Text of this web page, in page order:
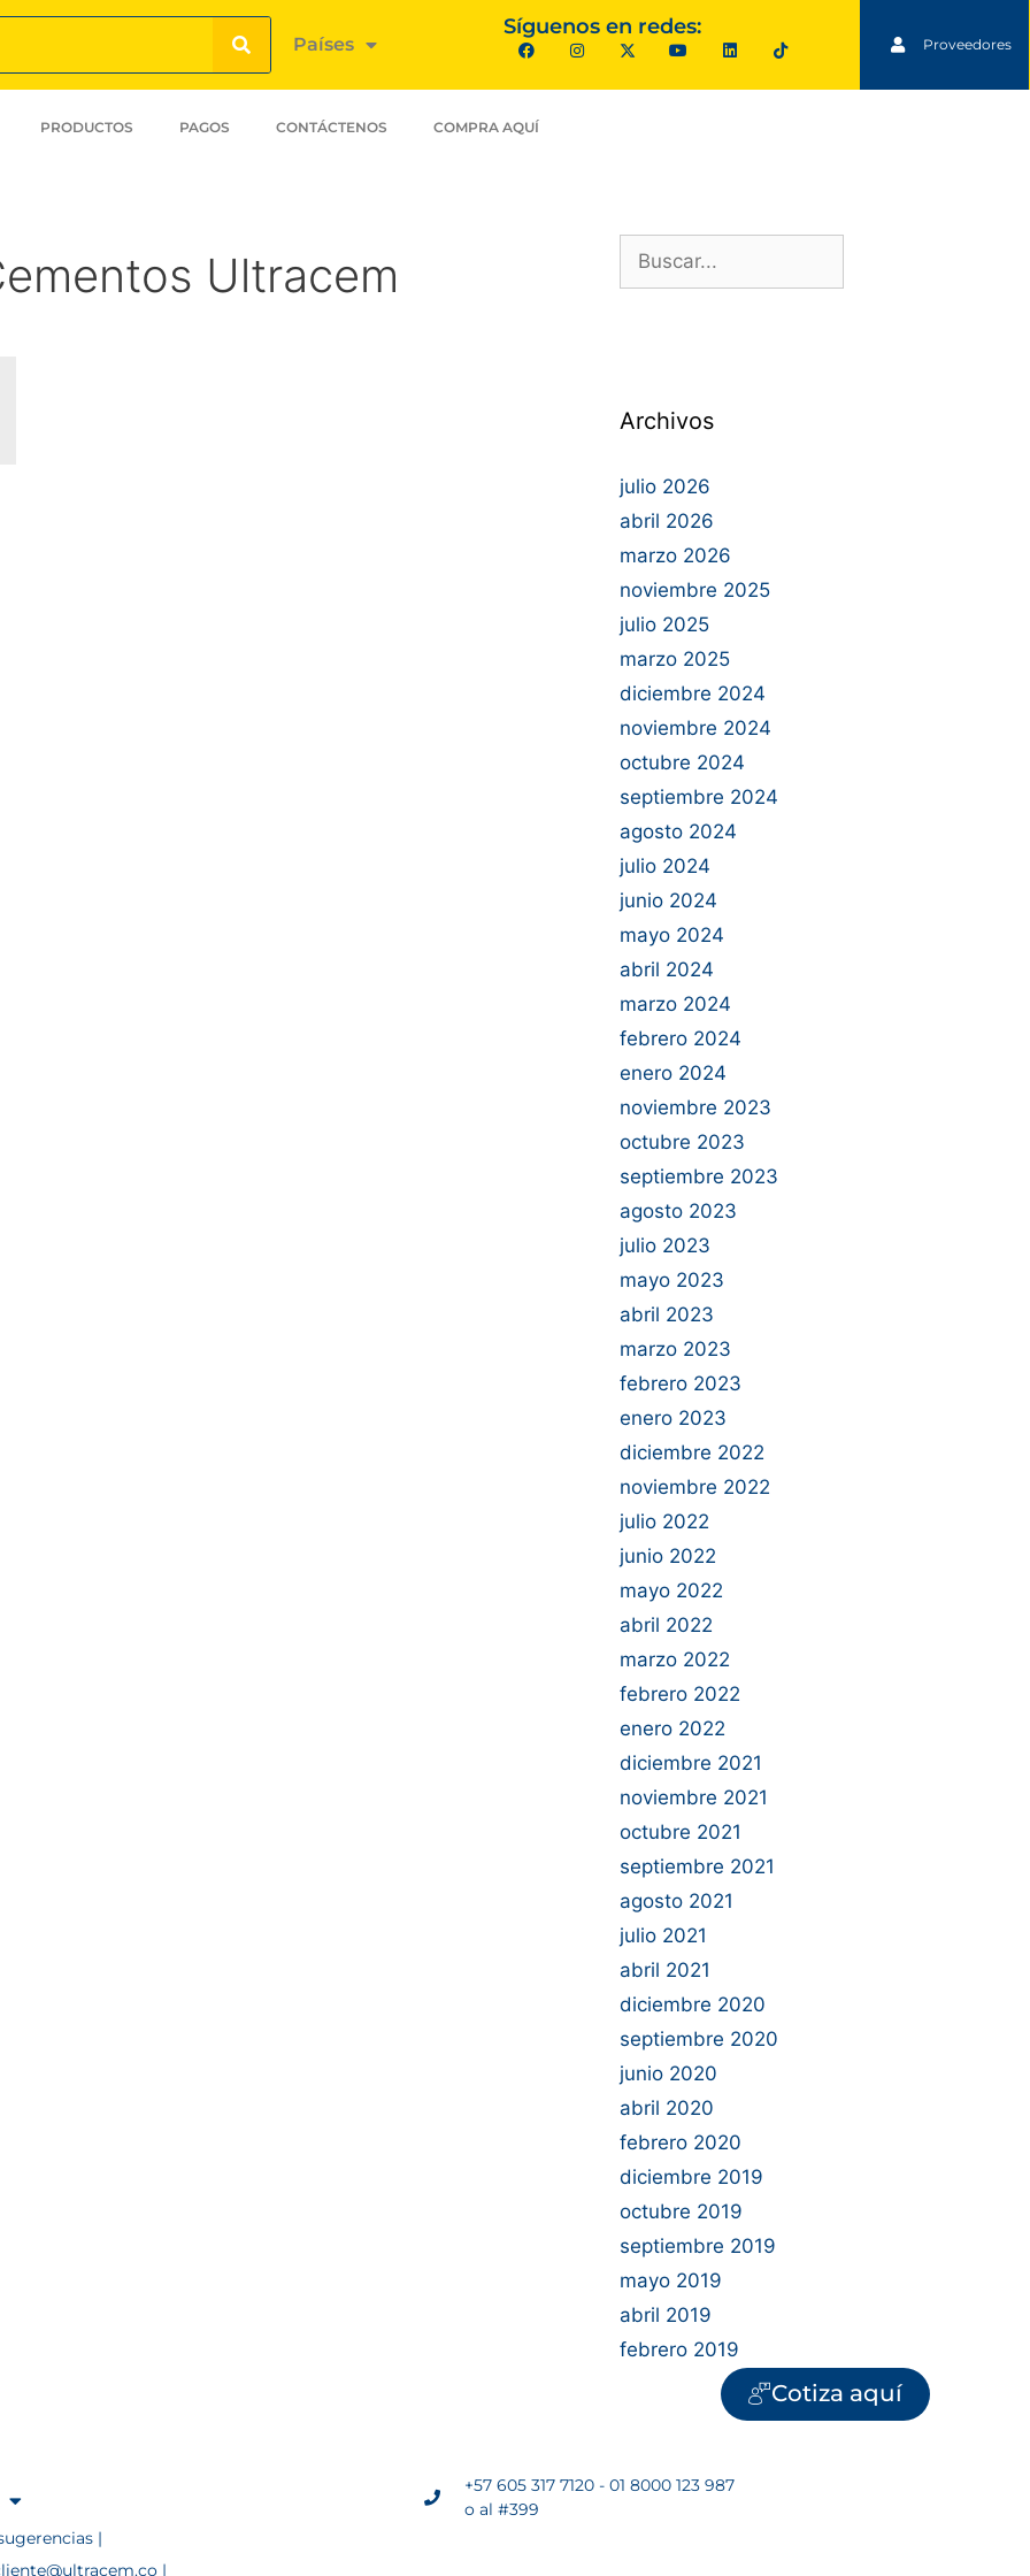
Países
Síguenos en redes:
Proveedores
PRODUCTOS PAGOS CONTÁCTENOS COMPRA AQUÍ
Ultracem
Archivos
julio 2026
abril 2026
marzo 2026
noviembre 2025
julio 2025
marzo 2025
diciembre 2024
noviembre 2024
octubre 2024
septiembre 2024
agosto 2024
julio 2024
junio 2024
mayo 2024
abril 2024
marzo 2024
febrero 2024
enero 2024
noviembre 2023
octubre 2023
septiembre 2023
agosto 2023
julio 2023
mayo 2023
abril 2023
marzo 2023
febrero 2023
enero 2023
diciembre 2022
noviembre 2022
julio 2022
junio 2022
mayo 2022
abril 2022
marzo 2022
febrero 2022
enero 2022
diciembre 2021
noviembre 2021
octubre 2021
septiembre 2021
agosto 2021
julio 2021
abril 2021
diciembre 2020
septiembre 2020
junio 2020
abril 2020
febrero 2020
diciembre 2019
octubre 2019
septiembre 2019
mayo 2019
abril 2019
febrero 2019
|
|
+57 605 317 7120 - 01 8000 123 987
o al #399
Cotiza aquí